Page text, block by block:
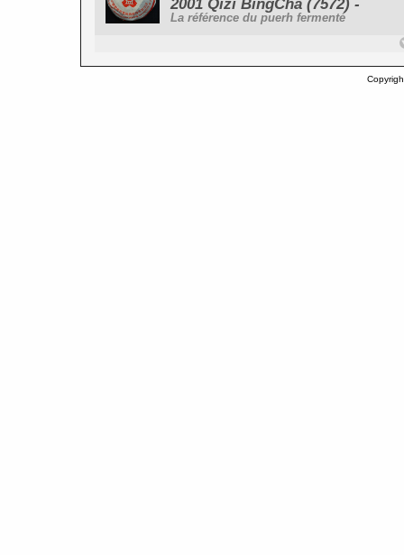
2001 Qizi BingCha (7572) -
La référence du puerh fermenté